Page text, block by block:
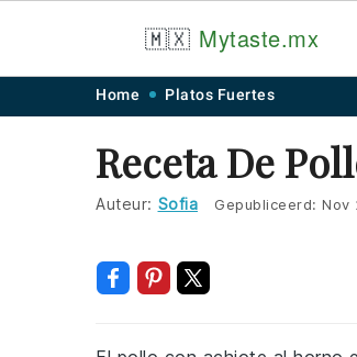
navigation
content
🇲🇽 Mytaste.mx
Home Platos Fuertes
Receta De
Auteur: Sofia Gepubliceerd: Nov